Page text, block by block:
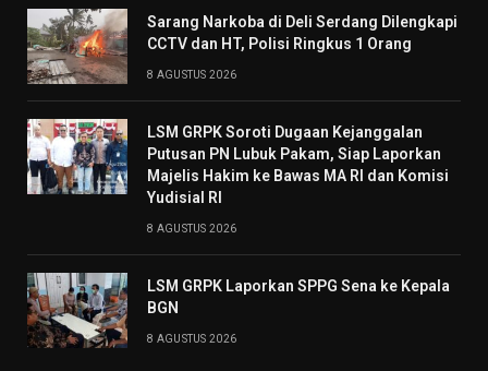
Sarang Narkoba di Deli Serdang Dilengkapi
CCTV dan HT, Polisi Ringkus 1 Orang
8 AGUSTUS 2026
LSM GRPK Soroti Dugaan Kejanggalan
Putusan PN Lubuk Pakam, Siap Laporkan
Majelis Hakim ke Bawas MA RI dan Komisi
Yudisial RI
8 AGUSTUS 2026
LSM GRPK Laporkan SPPG Sena ke Kepala
BGN
8 AGUSTUS 2026